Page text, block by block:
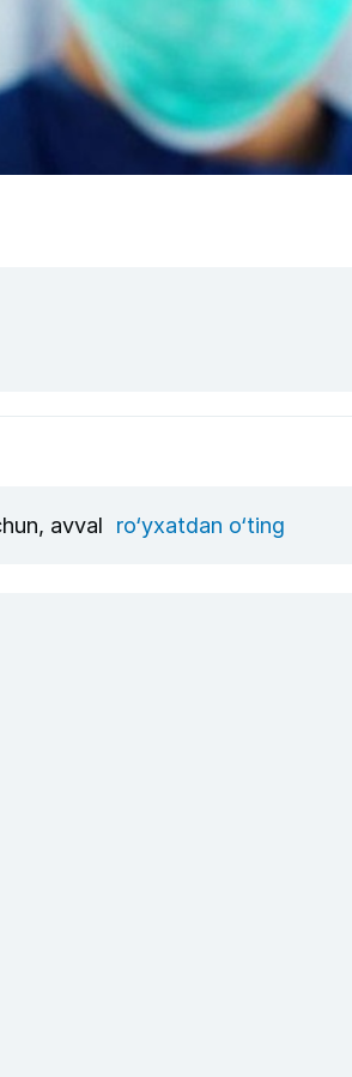
avval ro‘yxatdan o‘ting